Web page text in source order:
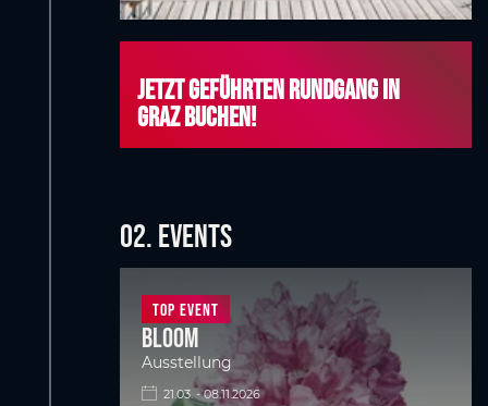
Jetzt geführten Rundgang in
Graz buchen!
02. EVENTS
Top Event
BLOOM
Ausstellung
21.03. - 08.11.2026